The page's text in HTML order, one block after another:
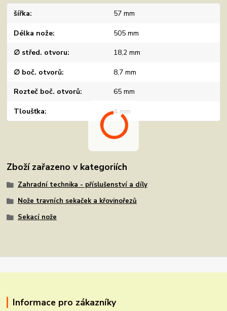
šířka 57 mm
Délka nože 505 mm
∅ střed. otvoru 18,2 mm
∅ boč. otvorů 8,7 mm
Rozteč boč. otvorů 65 mm
Tloušťka 4 mm
Zboží zařazeno v kategoriích
Zahradní technika - příslušenství a díly
Nože travních sekaček a křovinořezů
Sekací nože
Informace pro zákazníky